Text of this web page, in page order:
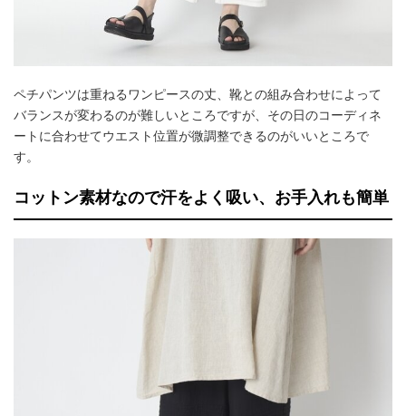
ペチパンツは重ねるワンピースの丈、靴との組み合わせによって
バランスが変わるのが難しいところですが、その日のコーディネ
ートに合わせてウエスト位置が微調整できるのがいいところで
す。
コットン素材なので汗をよく吸い、お手入れも簡単